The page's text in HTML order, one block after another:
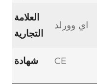
العلامة
التجارية
اي وورلد
شهادة CE